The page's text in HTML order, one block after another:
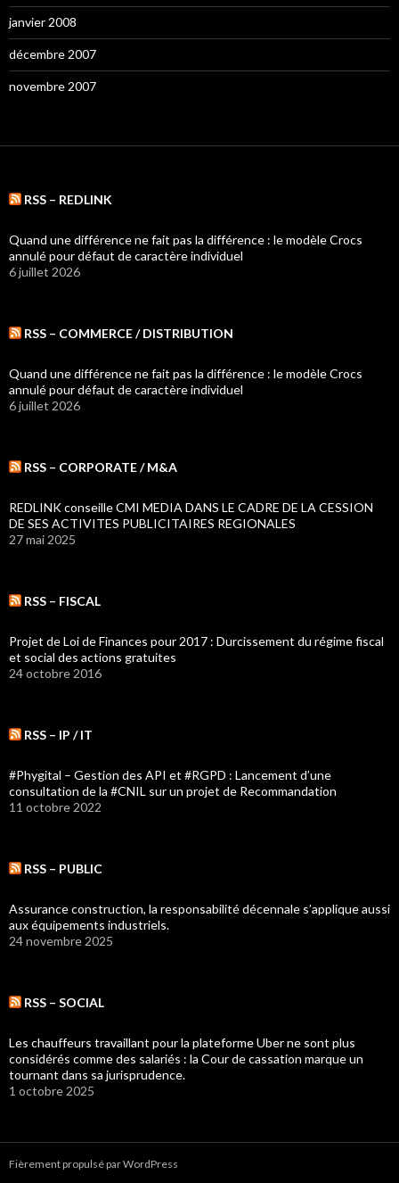
janvier 2008
décembre 2007
novembre 2007
RSS – REDLINK
Quand une différence ne fait pas la différence : le modèle Crocs
annulé pour défaut de caractère individuel
6 juillet 2026
RSS – COMMERCE / DISTRIBUTION
Quand une différence ne fait pas la différence : le modèle Crocs
annulé pour défaut de caractère individuel
6 juillet 2026
RSS – CORPORATE / M&A
REDLINK conseille CMI MEDIA DANS LE CADRE DE LA CESSION
DE SES ACTIVITES PUBLICITAIRES REGIONALES
27 mai 2025
RSS – FISCAL
Projet de Loi de Finances pour 2017 : Durcissement du régime fiscal
et social des actions gratuites
24 octobre 2016
RSS – IP / IT
#Phygital – Gestion des API et #RGPD : Lancement d’une
consultation de la #CNIL sur un projet de Recommandation
11 octobre 2022
RSS – PUBLIC
Assurance construction, la responsabilité décennale s’applique aussi
aux équipements industriels.
24 novembre 2025
RSS – SOCIAL
Les chauffeurs travaillant pour la plateforme Uber ne sont plus
considérés comme des salariés : la Cour de cassation marque un
tournant dans sa jurisprudence.
1 octobre 2025
Fièrement propulsé par WordPress